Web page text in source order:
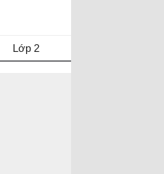
Lớp 2